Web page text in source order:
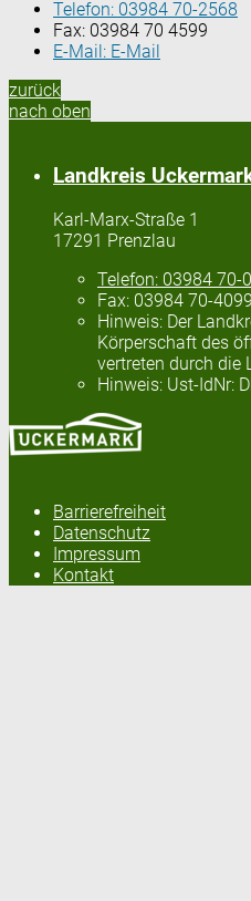
Telefon: 03984 70-2568
Fax: 03984 70 4599
E-Mail: E-Mail
zurück
nach oben
Landkreis
Karl-Marx-Straße 1
17291 Prenzlau
Telefon: 03984 70-0
Fax: 03984 70-4099
Hinweis: Der
Körperschaft des
vertreten durch die
Hinweis: Ust-IdNr:
Barrierefreiheit
Datenschutz
Impressum
Kontakt